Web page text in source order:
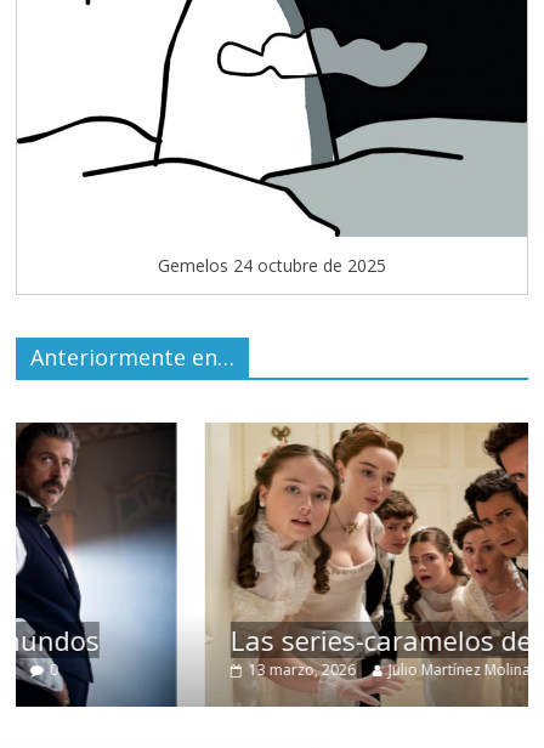
Gemelos 24 octubre de 2025
Anteriormente en…
Las series-caramelos de Shondaland
13 marzo, 2026 Julio Martínez Molina 0